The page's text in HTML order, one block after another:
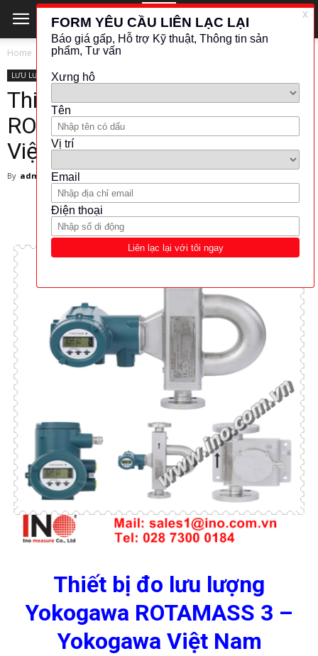
Home LƯU LƯỢNG - ĐO MỨC
LƯU LƯỢNG - ĐO MỨC
Thiết bị đo lưu lượng
ROTAMASS 3 – Yokogawa
Việt Nam
By admin - March 1, 2024
Thiết bị đo lưu lượng
Yokogawa ROTAMASS 3 –
Yokogawa Việt Nam